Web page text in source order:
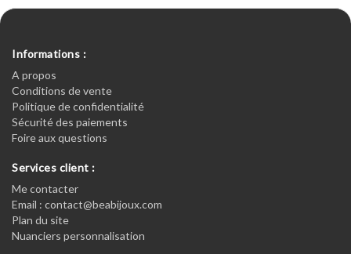
Informations :
A propos
Conditions de vente
Politique de confidentialité
Sécurité des paiements
Foire aux questions
Services client :
Me contacter
Email : contact@beabijoux.com
Plan du site
Nuanciers personnalisation